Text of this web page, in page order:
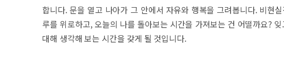
합니다. 문을 열고 나아가 그 안에서 자유와 행복을 그려봅니다. 비현
루를 위로하고, 오늘의 나를 돌아보는 시간을 가져보는 건 어떨까요?
대해 생각해 보는 시간을 갖게 될 것입니다.